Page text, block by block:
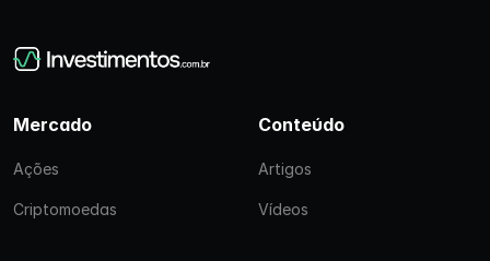
Mercado
Ações
Criptomoedas
Conteúdo
Artigos
Vídeos